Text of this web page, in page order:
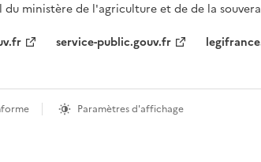
du ministère de l'agriculture et de de la
service-public.gouv.fr
Paramètres d'affichage